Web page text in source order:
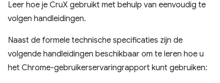
Leer hoe je CruX gebruikt met behulp van eenvoudig te
volgen handleidingen.
Naast de formele technische specificaties zijn de
volgende handleidingen beschikbaar om te leren hoe u
het Chrome-gebruikerservaringrapport kunt gebruiken: